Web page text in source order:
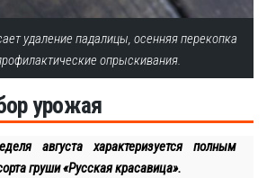
удаление падалицы, осенняя перекопка
опрыскивания.
урожая
августа характеризуется полным
груши «Русская красавица».